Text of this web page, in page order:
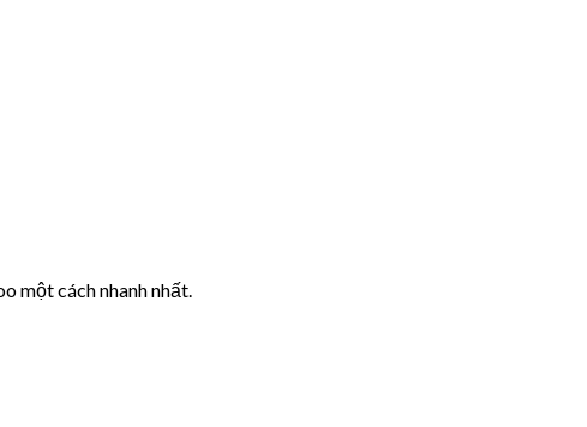
một cách nhanh nhất.